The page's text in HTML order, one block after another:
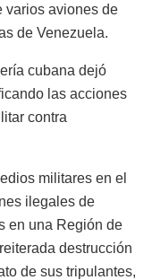
varios aviones de
de Venezuela.
cubana dejó
las acciones
contra
militares en el
ilegales de
en una Región de
destrucción
de sus tripulantes,